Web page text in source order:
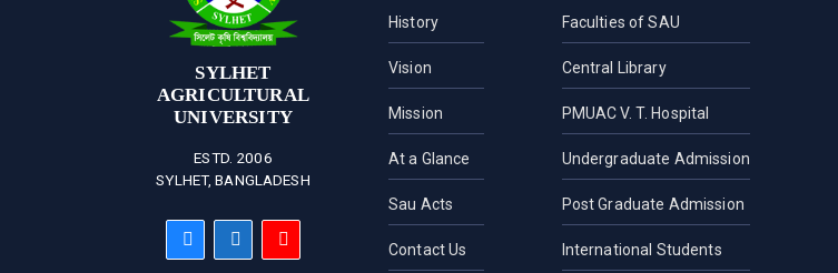
SYLHET
AGRICULTURAL
UNIVERSITY
ESTD. 2006
SYLHET, BANGLADESH
History
Vision
Mission
At a Glance
Sau Acts
Contact Us
Faculties of SAU
Central Library
PMUAC V. T. Hospital
Undergraduate Admission
Post Graduate Admission
International Students